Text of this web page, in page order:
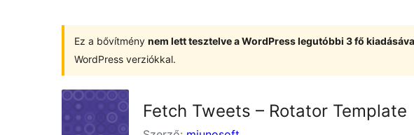
Ez a bővítmény nem lett tesztelve a WordPress legutóbbi 3 fő
WordPress verziókkal.
Fetch Tweets – Rotator Template